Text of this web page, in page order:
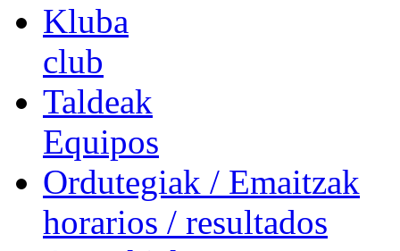
Kluba
club
Taldeak
Equipos
Ordutegiak / Emaitzak
horarios / resultados